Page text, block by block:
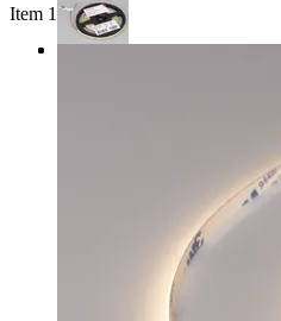
Item 1 of 3